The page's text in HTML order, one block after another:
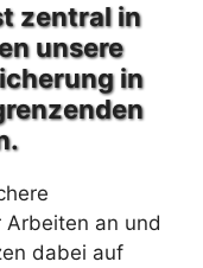
zentral in
unsere
in
Arbeiten an und
dabei auf